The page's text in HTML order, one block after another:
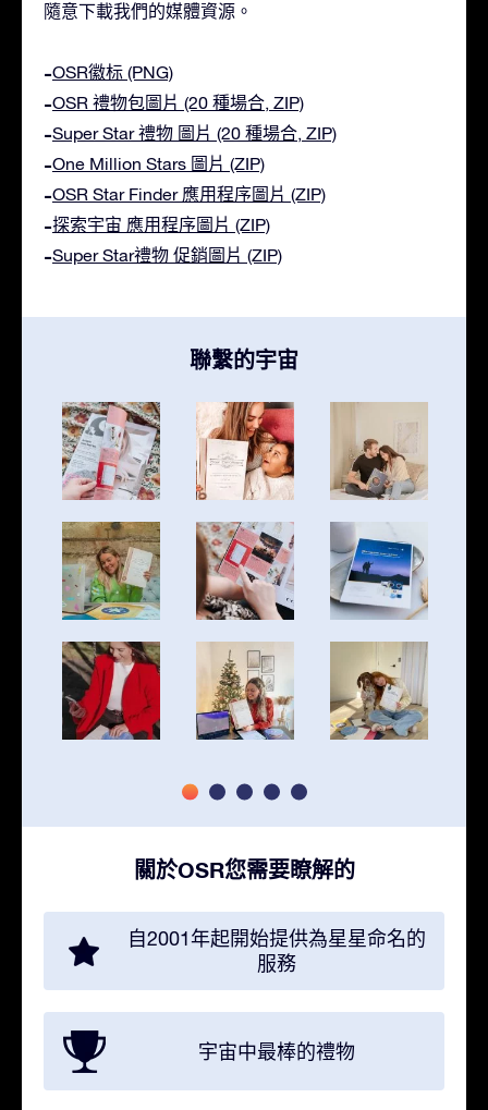
隨意下載我們的媒體資源。
OSR徽标 (PNG)
OSR 禮物包圖片 (20 種場合, ZIP)
Super Star 禮物 圖片 (20 種場合, ZIP)
One Million Stars 圖片 (ZIP)
OSR Star Finder 應用程序圖片 (ZIP)
探索宇宙 應用程序圖片 (ZIP)
Super Star禮物 促銷圖片 (ZIP)
聯繫的宇宙
關於OSR您需要瞭解的
自2001年起開始提供為星星命名的
服務
宇宙中最棒的禮物